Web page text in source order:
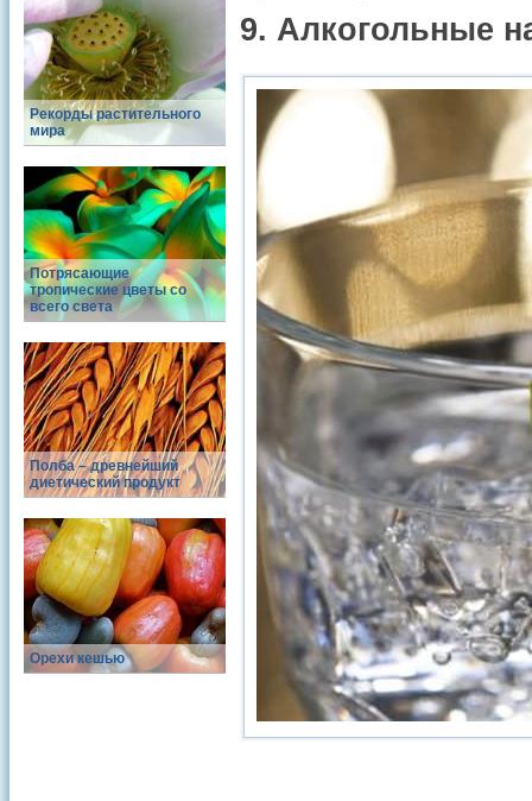
Рекорды растительного
мира
Потрясающие
тропические цветы со
всего света
Полба – древнейший
диетический продукт
Орехи кешью
9. Алкогольные